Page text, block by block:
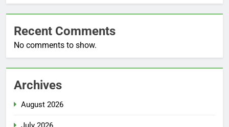
Recent Comments
No comments to show.
Archives
August 2026